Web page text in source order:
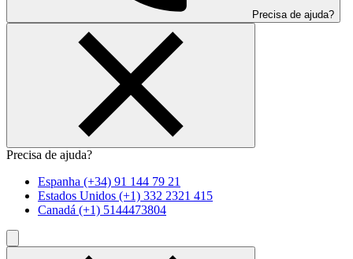
Precisa de ajuda?
Precisa de ajuda?
Espanha (+34) 91 144 79 21
Estados Unidos (+1) 332 2321 415
Canadá (+1) 5144473804